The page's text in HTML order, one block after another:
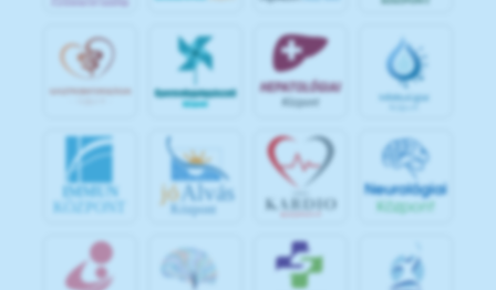
IMMUN
KÖZPONT
jó Alvás
Központ